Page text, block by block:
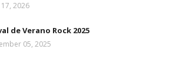
17, 2026
de Verano Rock 2025
05, 2025